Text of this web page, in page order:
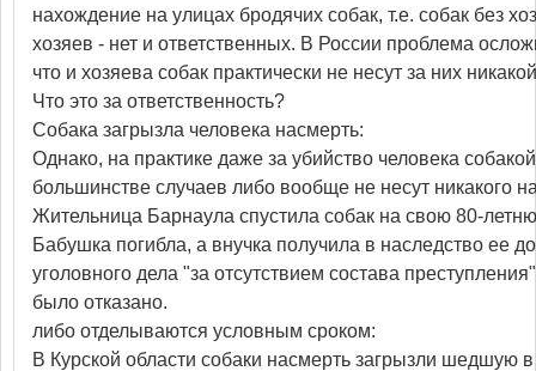
нахождение на улицах бродячих собак, т.е. собак без
хозяев - нет и ответственных. В России проблема
что и хозяева собак практически не несут за них
Что это за ответственность?
Собака загрызла человека насмерть:
Однако, на практике даже за убийство человека
большинстве случаев либо вообще не несут никакого
Жительница Барнаула спустила собак на свою 80-
Бабушка погибла, а внучка получила в наследство ее
уголовного дела "за отсутствием состава
было отказано.
либо отделываются условным сроком:
В Курской области собаки насмерть загрызли шедшую